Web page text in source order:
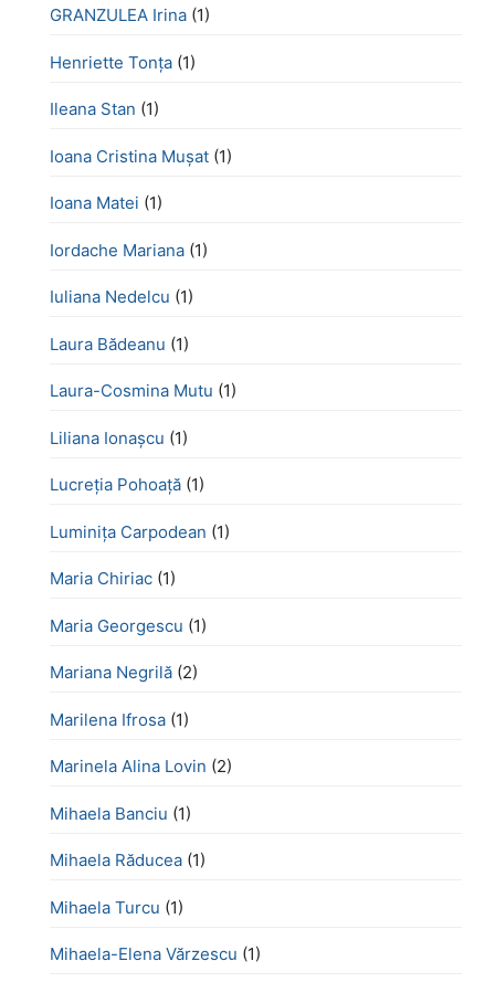
GRANZULEA Irina (1)
Henriette Tonţa (1)
Ileana Stan (1)
Ioana Cristina Mușat (1)
Ioana Matei (1)
Iordache Mariana (1)
Iuliana Nedelcu (1)
Laura Bădeanu (1)
Laura-Cosmina Mutu (1)
Liliana Ionașcu (1)
Lucreţia Pohoaţă (1)
Luminița Carpodean (1)
Maria Chiriac (1)
Maria Georgescu (1)
Mariana Negrilă (2)
Marilena Ifrosa (1)
Marinela Alina Lovin (2)
Mihaela Banciu (1)
Mihaela Răducea (1)
Mihaela Turcu (1)
Mihaela-Elena Vărzescu (1)